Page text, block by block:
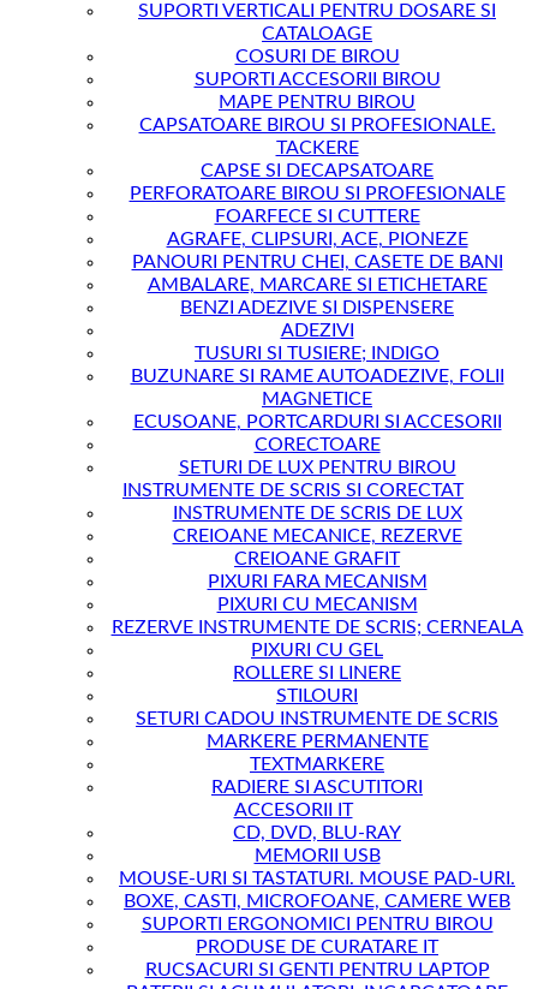
SUPORTI VERTICALI PENTRU DOSARE SI
CATALOAGE
COSURI DE BIROU
SUPORTI ACCESORII BIROU
MAPE PENTRU BIROU
CAPSATOARE BIROU SI PROFESIONALE.
TACKERE
CAPSE SI DECAPSATOARE
PERFORATOARE BIROU SI PROFESIONALE
FOARFECE SI CUTTERE
AGRAFE, CLIPSURI, ACE, PIONEZE
PANOURI PENTRU CHEI, CASETE DE BANI
AMBALARE, MARCARE SI ETICHETARE
BENZI ADEZIVE SI DISPENSERE
ADEZIVI
TUSURI SI TUSIERE; INDIGO
BUZUNARE SI RAME AUTOADEZIVE, FOLII
MAGNETICE
ECUSOANE, PORTCARDURI SI ACCESORII
CORECTOARE
SETURI DE LUX PENTRU BIROU
INSTRUMENTE DE SCRIS SI CORECTAT
INSTRUMENTE DE SCRIS DE LUX
CREIOANE MECANICE, REZERVE
CREIOANE GRAFIT
PIXURI FARA MECANISM
PIXURI CU MECANISM
REZERVE INSTRUMENTE DE SCRIS; CERNEALA
PIXURI CU GEL
ROLLERE SI LINERE
STILOURI
SETURI CADOU INSTRUMENTE DE SCRIS
MARKERE PERMANENTE
TEXTMARKERE
RADIERE SI ASCUTITORI
ACCESORII IT
CD, DVD, BLU-RAY
MEMORII USB
MOUSE-URI SI TASTATURI. MOUSE PAD-URI.
BOXE, CASTI, MICROFOANE, CAMERE WEB
SUPORTI ERGONOMICI PENTRU BIROU
PRODUSE DE CURATARE IT
RUCSACURI SI GENTI PENTRU LAPTOP